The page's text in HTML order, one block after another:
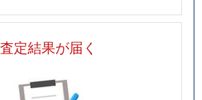
査定結果が届く